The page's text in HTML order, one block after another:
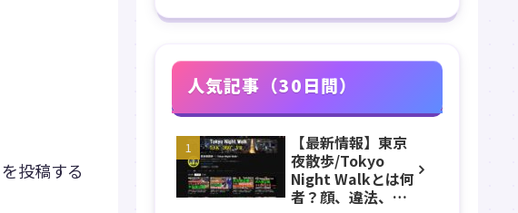
を投稿する
のプロフィール、
ル紹介！
人気記事（30日間）
【最新情報】東京
夜散歩/Tokyo
Night Walkとは何
者？顔、違法、逮